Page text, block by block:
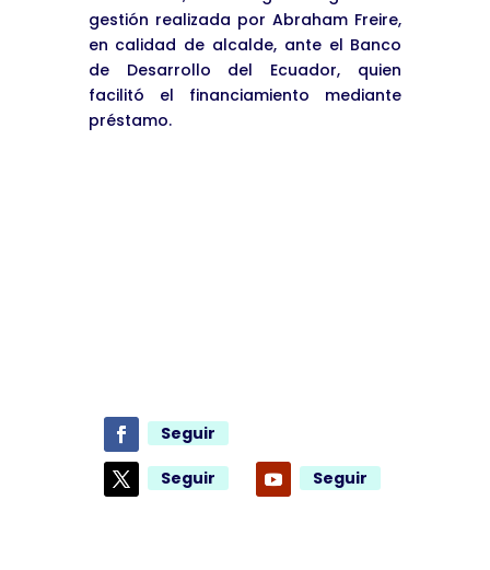
gestión realizada por Abraham Freire,
en calidad de alcalde, ante el Banco
de Desarrollo del Ecuador, quien
facilitó el financiamiento mediante
préstamo.
Seguir
Seguir Seguir